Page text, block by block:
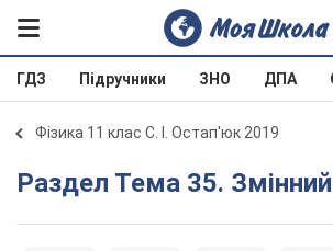
ГДЗ Підручники ЗНО ДПА
Фізика 11 клас С. І. Остап'юк 2019
Раздел Тема 35.